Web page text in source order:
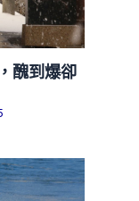
醜到爆卻